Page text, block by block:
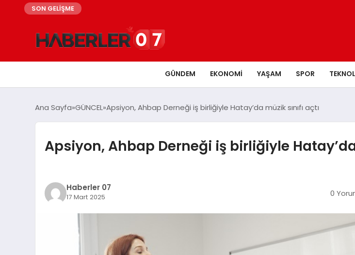
SON GELİŞME
GÜNDEM EKONOMI YAŞAM SPOR
Ana Sayfa GÜNCEL Apsiyon, Ahbap Derneği iş birliğiyle Hatay’da müzik sınıfı açtı
Apsiyon, Ahbap Derneği iş birliğiyle Hatay’da
Haberler 07
17 Mart 2025 0